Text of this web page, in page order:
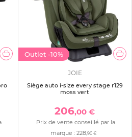
Outlet -10%
JOIE
Siège auto i-size every stage r129
moss vert
206,00 €
Prix de vente conseillé par la
marque :228,90 €